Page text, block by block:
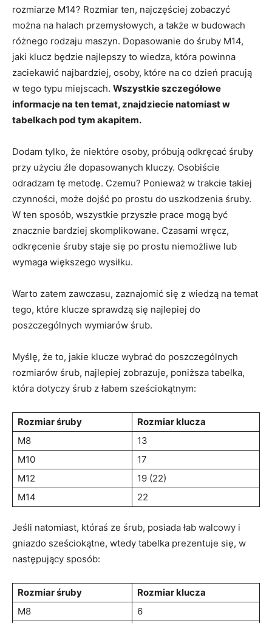
rozmiarze M14? Rozmiar ten, najczęściej zobaczyć
można na halach przemysłowych, a także w budowach
różnego rodzaju maszyn. Dopasowanie do śruby M14,
jaki klucz będzie najlepszy to wiedza, która powinna
zaciekawić najbardziej, osoby, które na co dzień pracują
w tego typu miejscach. Wszystkie szczegółowe
informacje na ten temat, znajdziecie natomiast w
tabelkach pod tym akapitem.
Dodam tylko, że niektóre osoby, próbują odkręcać śruby
przy użyciu źle dopasowanych kluczy. Osobiście
odradzam tę metodę. Czemu? Ponieważ w trakcie takiej
czynności, może dojść po prostu do uszkodzenia śruby.
W ten sposób, wszystkie przyszłe prace mogą być
znacznie bardziej skomplikowane. Czasami wręcz,
odkręcenie śruby staje się po prostu niemożliwe lub
wymaga większego wysiłku.
Warto zatem zawczasu, zaznajomić się z wiedzą na temat
tego, które klucze sprawdzą się najlepiej do
poszczególnych wymiarów śrub.
Myślę, że to, jakie klucze wybrać do poszczególnych
rozmiarów śrub, najlepiej zobrazuje, poniższa tabelka,
która dotyczy śrub z łabem sześciokątnym:
Rozmiar śruby
Rozmiar klucza
M8
13
M10
17
M12
19 (22)
M14
22
Jeśli natomiast, któraś ze śrub, posiada łab walcowy i
gniazdo sześciokątne, wtedy tabelka prezentuje się, w
następujący sposób:
Rozmiar śruby
Rozmiar klucza
M8
6